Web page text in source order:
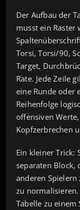
Der Aufbau der
musst ein Raster
Torsi, Torsi/90,
Target,
Rate. Jede Zeile
eine Runde oder
Reihenfolge
offensiven
Kopfzerbrechen
Ein kleiner Trick:
separaten Block,
anderen
zu
Tabelle zu einem